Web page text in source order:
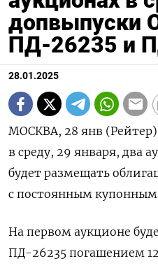
допвыпуски
ПД-26235 и
28.01.2025
МОСКВА, 28 янв
в среду, 29 января, два
будет размещать
с постоянным
На первом аукционе
ПД-26235 погашением 12